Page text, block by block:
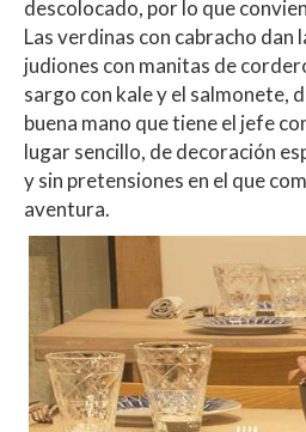
descolocado, por lo que
Las verdinas con cabracho dan
judiones con manitas de
sargo con kale y el salmonete,
buena mano que tiene el jefe
lugar sencillo, de decoración
y sin pretensiones en el que
aventura.